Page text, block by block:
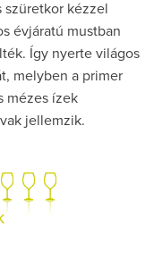
szüretkor kézzel
évjáratú mustban
Így nyerte világos
melyben a primer
mézes ízek
jellemzik.